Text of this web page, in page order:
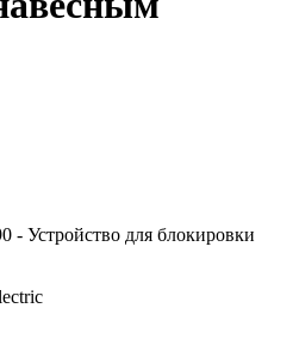
- Устройство для блокировки